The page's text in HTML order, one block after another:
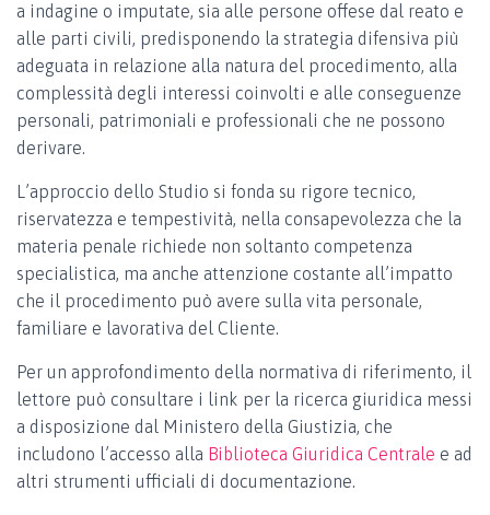
a indagine o imputate, sia alle persone offese dal reato e
alle parti civili, predisponendo la strategia difensiva più
adeguata in relazione alla natura del procedimento, alla
complessità degli interessi coinvolti e alle conseguenze
personali, patrimoniali e professionali che ne possono
derivare.
L’approccio dello Studio si fonda su rigore tecnico,
riservatezza e tempestività, nella consapevolezza che la
materia penale richiede non soltanto competenza
specialistica, ma anche attenzione costante all’impatto
che il procedimento può avere sulla vita personale,
familiare e lavorativa del Cliente.
Per un approfondimento della normativa di riferimento, il
lettore può consultare i link per la ricerca giuridica messi
a disposizione dal Ministero della Giustizia, che
includono l’accesso alla Biblioteca Giuridica Centrale e ad
altri strumenti ufficiali di documentazione.